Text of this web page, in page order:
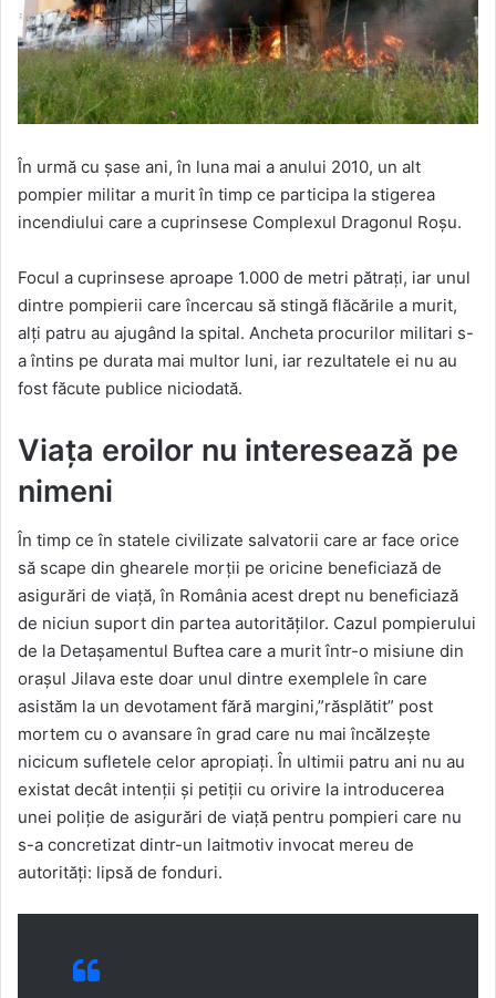
În urmă cu șase ani, în luna mai a anului 2010, un alt
pompier militar a murit în timp ce participa la stigerea
incendiului care a cuprinsese Complexul Dragonul Roșu.
Focul a cuprinsese aproape 1.000 de metri pătrați, iar unul
dintre pompierii care încercau să stingă flăcările a murit,
alți patru au ajugând la spital. Ancheta procurilor militari s-
a întins pe durata mai multor luni, iar rezultatele ei nu au
fost făcute publice niciodată.
Viața eroilor nu interesează pe
nimeni
În timp ce în statele civilizate salvatorii care ar face orice
să scape din ghearele morții pe oricine beneficiază de
asigurări de viață, în România acest drept nu beneficiază
de niciun suport din partea autorităților. Cazul pompierului
de la Detașamentul Buftea care a murit într-o misiune din
orașul Jilava este doar unul dintre exemplele în care
asistăm la un devotament fără margini,”răsplătit” post
mortem cu o avansare în grad care nu mai încălzește
nicicum sufletele celor apropiați. În ultimii patru ani nu au
existat decât intenții și petiții cu orivire la introducerea
unei poliție de asigurări de viață pentru pompieri care nu
s-a concretizat dintr-un laitmotiv invocat mereu de
autorități: lipsă de fonduri.